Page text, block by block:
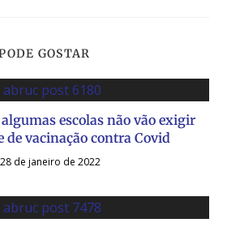
GOSTAR
escolas não vão exigir
de vacinação contra Covid
28 de janeiro de 2022